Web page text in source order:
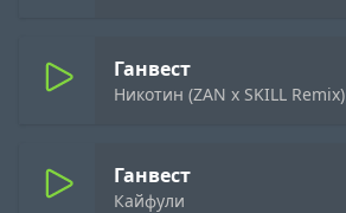
Ганвест
Никотин (ZAN x SKILL Remix)
Ганвест
Кайфули